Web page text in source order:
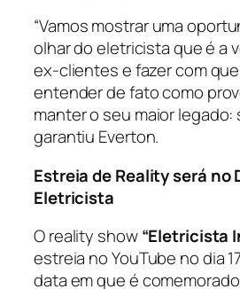
“Vamos mostrar uma
olhar do eletricista que é a
ex-clientes e fazer com
entender de fato como
manter o seu maior legado:
garantiu Everton.
Estreia deRealityserá no
Eletricista
O reality show“Eletricista
estreia no YouTube no dia
data em que é